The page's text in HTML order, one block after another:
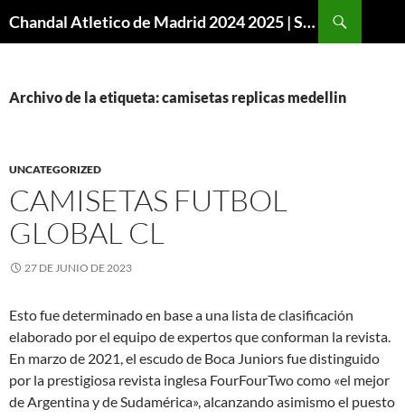
Chandal Atletico de Madrid 2024 2025 | SuperVigo
Archivo de la etiqueta: camisetas replicas medellin
UNCATEGORIZED
CAMISETAS FUTBOL
GLOBAL CL
27 DE JUNIO DE 2023
Esto fue determinado en base a una lista de clasificación
elaborado por el equipo de expertos que conforman la revista.
En marzo de 2021, el escudo de Boca Juniors fue distinguido
por la prestigiosa revista inglesa FourFourTwo como «el mejor
de Argentina y de Sudamérica», alcanzando asimismo el puesto